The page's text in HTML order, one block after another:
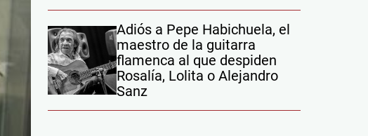
Adiós a Pepe Habichuela, el
maestro de la guitarra
flamenca al que despiden
Rosalía, Lolita o Alejandro
Sanz